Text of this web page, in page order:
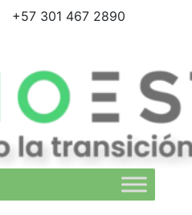
+57 301 467 2890